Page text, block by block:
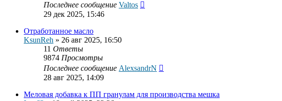
Последнее сообщение Valtos
29 дек 2025, 15:46
Отработанное масло
KsunReh » 26 авг 2025, 16:50
11 Ответы
9874 Просмотры
Последнее сообщение AlexsandrN
28 авг 2025, 14:09
Меловая добавка к ПП гранулам для производства мешка